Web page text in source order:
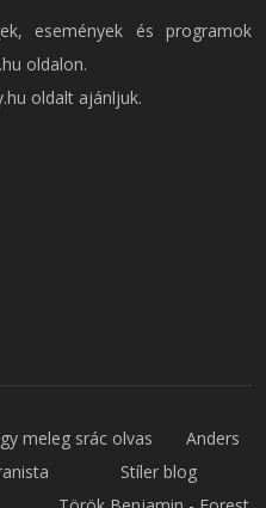
események és programok
oldalon.
oldalt ajánljuk.
meleg srác olvas
Anders
Stíler blog